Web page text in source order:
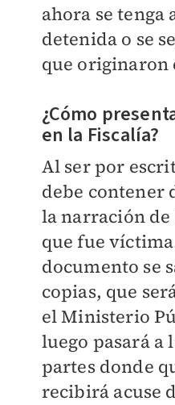
ahora se tenga
detenida o se
que originaron
¿Cómo
en la Fiscalía?
Al ser por
debe contener
la narración de
que fue
documento se
copias, que
el Ministerio
luego pasará a
partes donde
recibirá acuse